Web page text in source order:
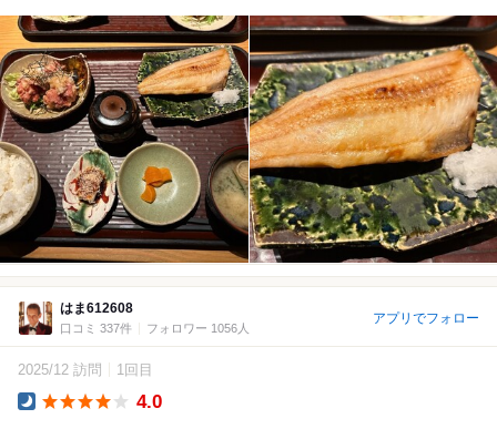
はま612608
口コミ 337件 フォロワー 1056人
アプリでフォロー
2025/12 訪問 1回目
4.0